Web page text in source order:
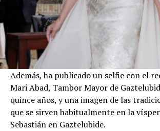
Además, ha publicado un selfie con el
Mari Abad, Tambor Mayor de
quince años, y una imagen de las
que se sirven habitualmente en la
Sebastián en Gaztelubide.